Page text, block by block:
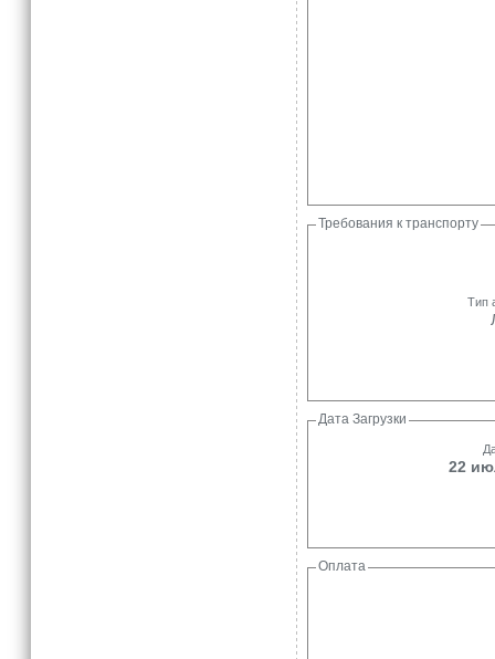
Требования к транспорту
Тип
Дата Загрузки
22
Оплата